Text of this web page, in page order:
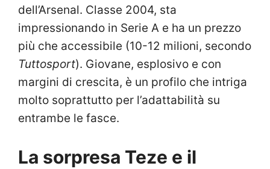
dell’Arsenal. Classe 2004, sta
impressionando in Serie A e ha un prezzo
più che accessibile (10-12 milioni, secondo
Tuttosport). Giovane, esplosivo e con
margini di crescita, è un profilo che intriga
molto soprattutto per l’adattabilità su
entrambe le fasce.
La sorpresa Teze e il